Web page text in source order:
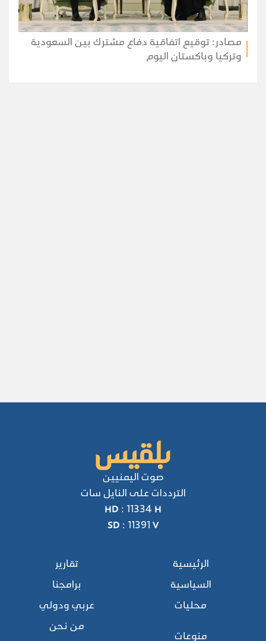
مصادر: توقيع اتفاقية دفاع مشترك بين السعودية
وتركيا وباكستان اليوم
صوت اليمنيين
الترددات على النايل سات
HD : 11334 H
SD : 11391 V
الرئيسية
السياسية
محليات
تقارير
برامجنا
عربي ودولي
منوعات
من نحن